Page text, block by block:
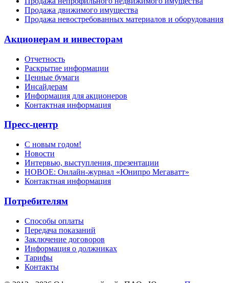
Продажа движимого имущества
Продажа невостребованных материалов и оборудования
Акционерам и инвесторам
Отчетность
Раскрытие информации
Ценные бумаги
Инсайдерам
Информация для акционеров
Контактная информация
Пресс-центр
С новым годом!
Новости
Интервью, выступления, презентации
НОВОЕ: Онлайн-журнал «Юнипро Мегаватт»
Контактная информация
Потребителям
Способы оплаты
Передача показаний
Заключение договоров
Информация о должниках
Тарифы
Контакты